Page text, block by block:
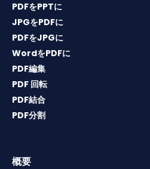
PDFをPPTに
JPGをPDFに
PDFをJPGに
WordをPDFに
PDF編集
PDF 回転
PDF結合
PDF分割
概要